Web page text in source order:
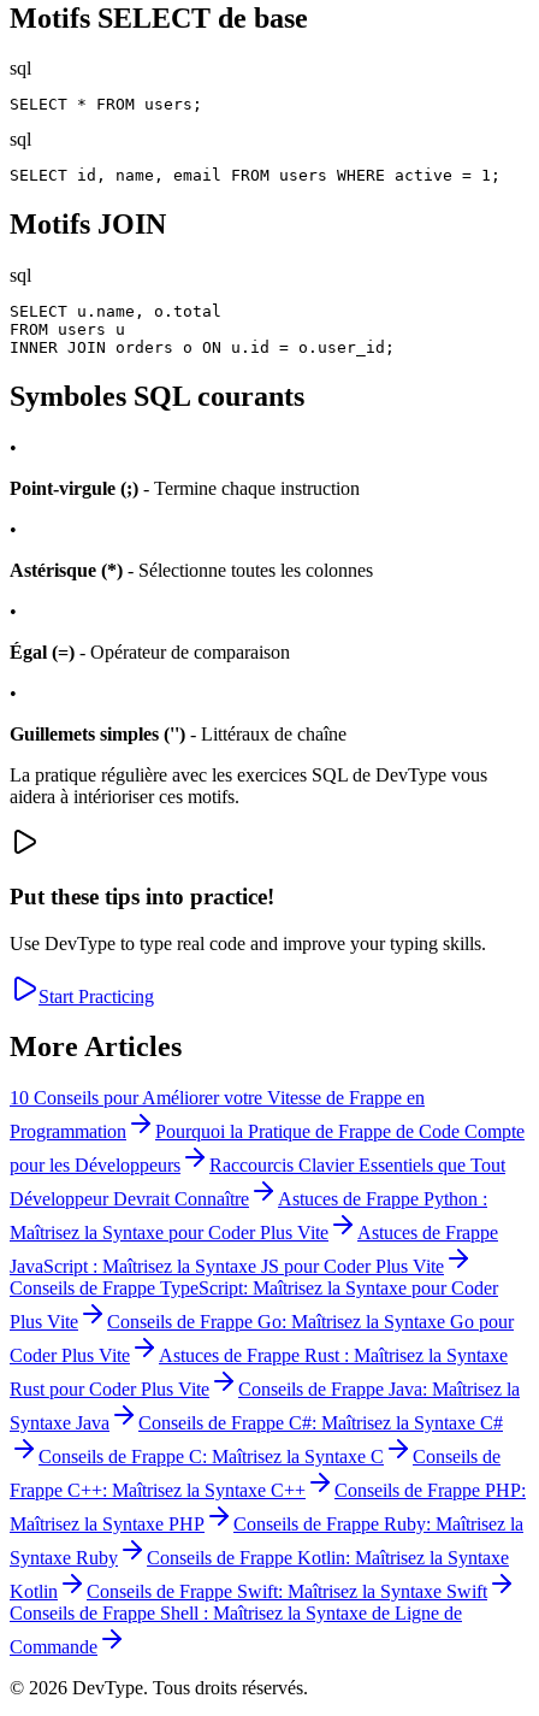
Motifs SELECT de base
sql
SELECT * FROM users;
sql
SELECT id, name, email FROM users WHERE active = 1;
Motifs JOIN
sql
SELECT u.name, o.total
FROM users u
INNER JOIN orders o ON u.id = o.user_id;
Symboles SQL courants
•
Point-virgule (;) - Termine chaque instruction
•
Astérisque (*) - Sélectionne toutes les colonnes
•
Égal (=) - Opérateur de comparaison
•
Guillemets simples ('') - Littéraux de chaîne
La pratique régulière avec les exercices SQL de DevType vous
aidera à intérioriser ces motifs.
Put these tips into practice!
Use DevType to type real code and improve your typing skills.
Start Practicing
More Articles
10 Conseils pour Améliorer votre Vitesse de Frappe en
Programmation
Pourquoi la Pratique de Frappe de Code Compte
pour les Développeurs
Raccourcis Clavier Essentiels que Tout
Développeur Devrait Connaître
Astuces de Frappe Python :
Maîtrisez la Syntaxe pour Coder Plus Vite
Astuces de Frappe
JavaScript : Maîtrisez la Syntaxe JS pour Coder Plus Vite
Conseils de Frappe TypeScript: Maîtrisez la Syntaxe pour Coder
Plus Vite
Conseils de Frappe Go: Maîtrisez la Syntaxe Go pour
Coder Plus Vite
Astuces de Frappe Rust : Maîtrisez la Syntaxe
Rust pour Coder Plus Vite
Conseils de Frappe Java: Maîtrisez la
Syntaxe Java
Conseils de Frappe C#: Maîtrisez la Syntaxe C#
Conseils de Frappe C: Maîtrisez la Syntaxe C
Conseils de
Frappe C++: Maîtrisez la Syntaxe C++
Conseils de Frappe PHP:
Maîtrisez la Syntaxe PHP
Conseils de Frappe Ruby: Maîtrisez la
Syntaxe Ruby
Conseils de Frappe Kotlin: Maîtrisez la Syntaxe
Kotlin
Conseils de Frappe Swift: Maîtrisez la Syntaxe Swift
Conseils de Frappe Shell : Maîtrisez la Syntaxe de Ligne de
Commande
© 2026 DevType. Tous droits réservés.